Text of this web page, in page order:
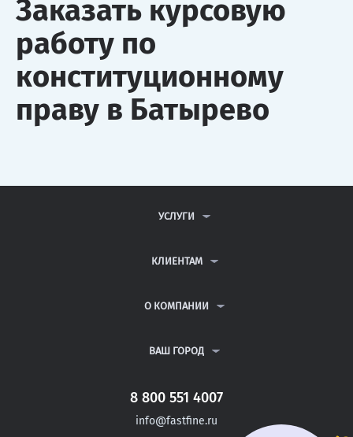
Заказать курсовую
работу по
конституционному
праву в Батырево
УСЛУГИ
ДИПЛОМНЫЕ РАБОТЫ
РЕФЕРАТЫ
КЛИЕНТАМ
ВОПРОСЫ И ОТВЕТЫ
ПОЛИТИКА КОНФИДЕНЦИАЛЬНОСТИ
О КОМПАНИИ
КОНТАКТЫ
ВАШ ГОРОД
САНКТ-ПЕТЕРБУРГ
КАНАШ
8 800 551 4007
info@fastfine.ru